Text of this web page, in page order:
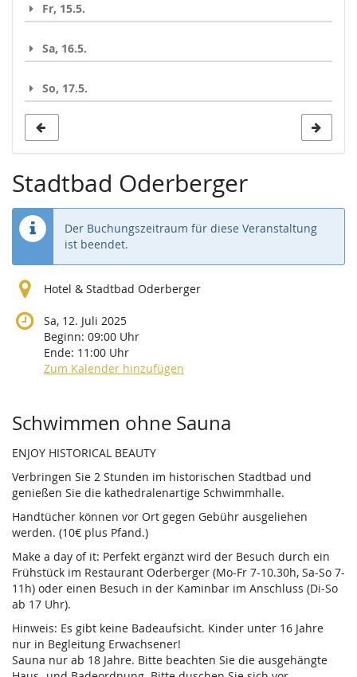
Fr, 15.5.
Sa, 16.5.
So, 17.5.
Stadtbad Oderberger
Der Buchungszeitraum für diese Veranstaltung
ist beendet.
Hotel & Stadtbad Oderberger
Sa, 12. Juli 2025
Beginn: 09:00 Uhr
Ende: 11:00 Uhr
Zum Kalender hinzufügen
Produkte
Schwimmen ohne Sauna
ENJOY HISTORICAL BEAUTY
Verbringen Sie 2 Stunden im historischen Stadtbad und
genießen Sie die kathedralenartige Schwimmhalle.
Handtücher können vor Ort gegen Gebühr ausgeliehen
werden. (10€ plus Pfand.)
Make a day of it: Perfekt ergänzt wird der Besuch durch ein
Frühstück im Restaurant Oderberger (Mo-Fr 7-10.30h, Sa-So 7-
11h) oder einen Besuch in der Kaminbar im Anschluss (Di-So
ab 17 Uhr).
Hinweis: Es gibt keine Badeaufsicht. Kinder unter 16 Jahre
nur in Begleitung Erwachsener!
Sauna nur ab 18 Jahre. Bitte beachten Sie die ausgehängte